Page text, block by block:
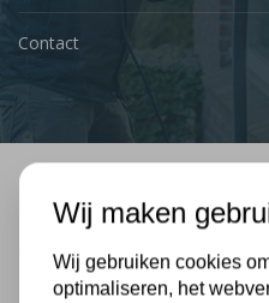
Contact
Bel mij terug
Gratis, vrijblijvend
Wij maken
Wij gebruiken cookies
optimaliseren, het